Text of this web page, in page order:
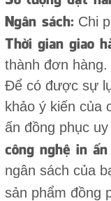
Ngân sách: Chi
Thời gian giao
thành đơn hàng.
Để có được sự
khảo ý kiến của
ấn đồng phục
công nghệ in ấn
ngân sách của
sản phẩm đồng